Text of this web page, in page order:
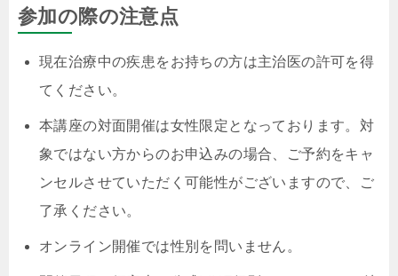
参加の際の注意点
現在治療中の疾患をお持ちの方は主治医の許可を得
てください。
本講座の対面開催は女性限定となっております。対
象ではない方からのお申込みの場合、ご予約をキャ
ンセルさせていただく可能性がございますので、ご
了承ください。
オンライン開催では性別を問いません。